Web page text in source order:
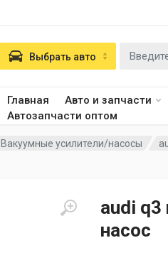
Главная Авто и запчасти
Автозапчасти оптом
Выбрать авто
Вакуумные усилители/насосы
audi q3
насос